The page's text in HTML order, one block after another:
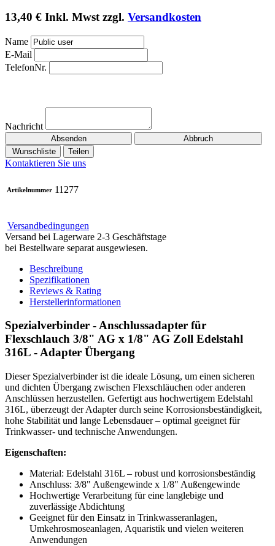
13,40 € Inkl. Mwst zzgl. Versandkosten
Name
E-Mail
TelefonNr.
Nachricht
Absenden
Abbruch
Wunschliste
Teilen
Kontaktieren Sie uns
Artikelnummer 11277
Versandbedingungen
Versand bei Lagerware 2-3 Geschäftstage
bei Bestellware separat ausgewiesen.
Beschreibung
Spezifikationen
Reviews & Rating
Herstellerinformationen
Spezialverbinder - Anschlussadapter für
Flexschlauch 3/8" AG x 1/8" AG Zoll Edelstahl
316L - Adapter Übergang
Dieser Spezialverbinder ist die ideale Lösung, um einen sicheren
und dichten Übergang zwischen Flexschläuchen oder anderen
Anschlüssen herzustellen. Gefertigt aus hochwertigem Edelstahl
316L, überzeugt der Adapter durch seine Korrosionsbeständigkeit,
hohe Stabilität und lange Lebensdauer – optimal geeignet für
Trinkwasser- und technische Anwendungen.
Eigenschaften:
Material: Edelstahl 316L – robust und korrosionsbeständig
Anschluss: 3/8" Außengewinde x 1/8" Außengewinde
Hochwertige Verarbeitung für eine langlebige und
zuverlässige Abdichtung
Geeignet für den Einsatz in Trinkwasseranlagen,
Umkehrosmoseanlagen, Aquaristik und vielen weiteren
Anwendungen